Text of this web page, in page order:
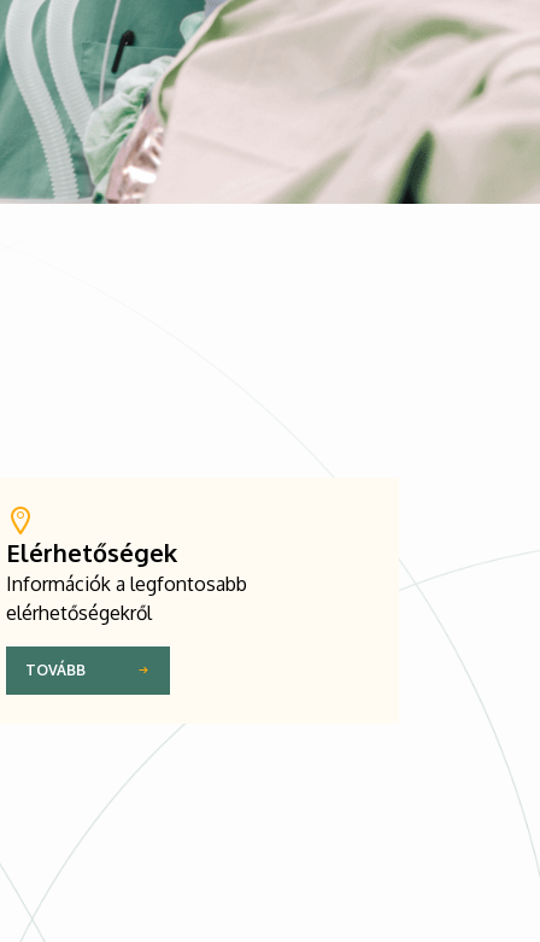
Elérhetőségek
Információk a legfontosabb
elérhetőségekről
TOVÁBB